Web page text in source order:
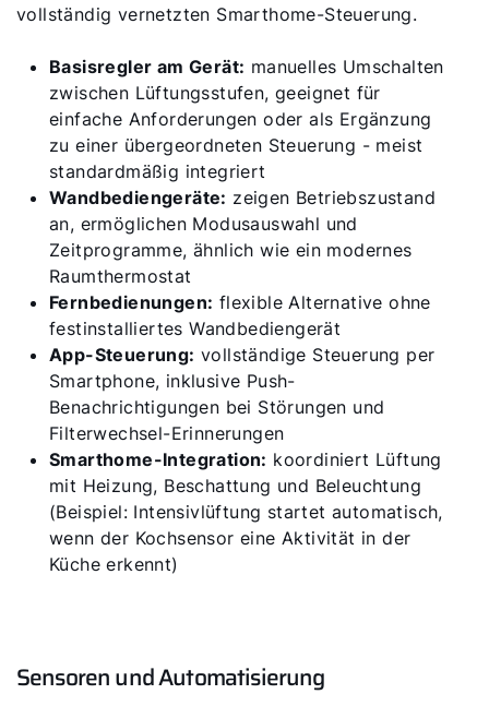
vollständig vernetzten Smarthome-Steuerung.
Basisregler am Gerät: manuelles Umschalten
zwischen Lüftungsstufen, geeignet für
einfache Anforderungen oder als Ergänzung
zu einer übergeordneten Steuerung - meist
standardmäßig integriert
Wandbediengeräte: zeigen Betriebszustand
an, ermöglichen Modusauswahl und
Zeitprogramme, ähnlich wie ein modernes
Raumthermostat
Fernbedienungen: flexible Alternative ohne
festinstalliertes Wandbediengerät
App-Steuerung: vollständige Steuerung per
Smartphone, inklusive Push-
Benachrichtigungen bei Störungen und
Filterwechsel-Erinnerungen
Smarthome-Integration: koordiniert Lüftung
mit Heizung, Beschattung und Beleuchtung
(Beispiel: Intensivlüftung startet automatisch,
wenn der Kochsensor eine Aktivität in der
Küche erkennt)
Sensoren und Automatisierung
Produktberatung
Fachhandwerker finden
Wichtige Links
5 Jahre Garantie
Karriere
Privatkunden-Downloads